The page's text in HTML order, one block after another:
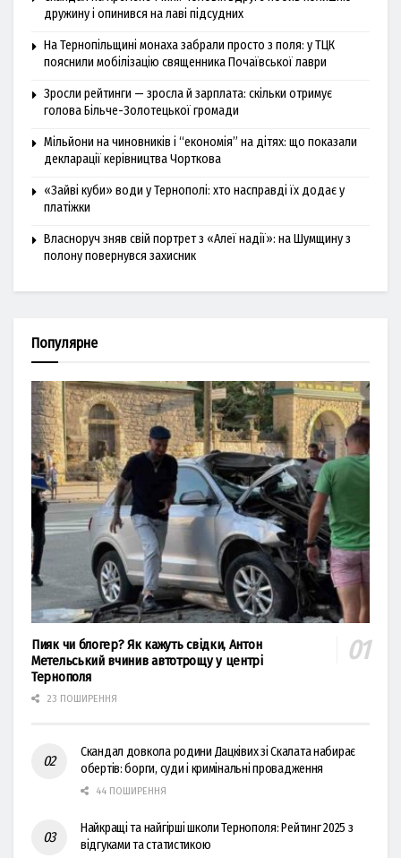
дружину і опинився на лаві підсудних
На Тернопільщині монаха забрали просто з поля: у ТЦК
пояснили мобілізацію священника Почаївської лаври
Зросли рейтинги — зросла й зарплата: скільки отримує
голова Більче-Золотецької громади
Мільйони на чиновників і “економія” на дітях: що показали
декларації керівництва Чорткова
«Зайві куби» води у Тернополі: хто насправді їх додає у
платіжки
Власноруч зняв свій портрет з «Алеї надії»: на Шумщину з
полону повернувся захисник
Популярне
Пияк чи блогер? Як кажуть свідки, Антон
Метельський вчинив автотрощу у центрі
Тернополя
23 ПОШИРЕННЯ
Скандал довкола родини Дацківих зі Скалата набирає
обертів: борги, суди і кримінальні провадження
44 ПОШИРЕННЯ
Найкращі та найгірші школи Тернополя: Рейтинг 2025 з
відгуками та статистикою